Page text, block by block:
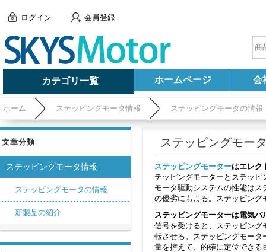
ログイン 会員登録
カテゴリ一覧 ホームページ 会
ホーム ステッピングモータ情報 ステッピングモータの情報
文章分類
ステッピングモータ情報
ステッピングモータの情報
新製品の紹介
ステッピングモー
ステッピングモーターはエレク
テッピングモーターとステッ
モータ駆動システムの性能は
の優劣にもよる。ステッピン
ステッピングモーターは電気
信号を受けると、ステッピン
転させる。ステッピングモー
量を控えて、的確に定位でき